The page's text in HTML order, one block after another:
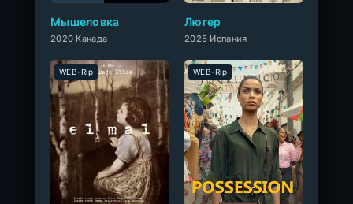
Мышеловка
2020 Канада
Люгер
2025 Испания
WEB-Rip WEB-Rip